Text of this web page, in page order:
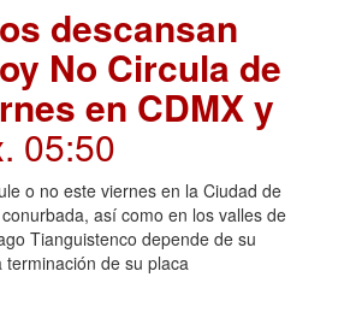
descansan
No Circula de
en CDMX y
. 05:50
o no este viernes en la Ciudad de
así como en los valles de
Tianguistenco depende de su
terminación de su placa